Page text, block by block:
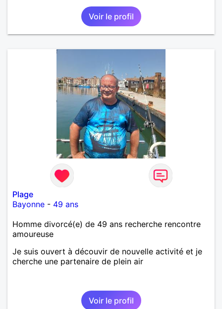
Voir le profil
Plage
Bayonne - 49 ans
Homme divorcé(e) de 49 ans recherche rencontre
amoureuse
Je suis ouvert à découvir de nouvelle activité et je
cherche une partenaire de plein air
Voir le profil